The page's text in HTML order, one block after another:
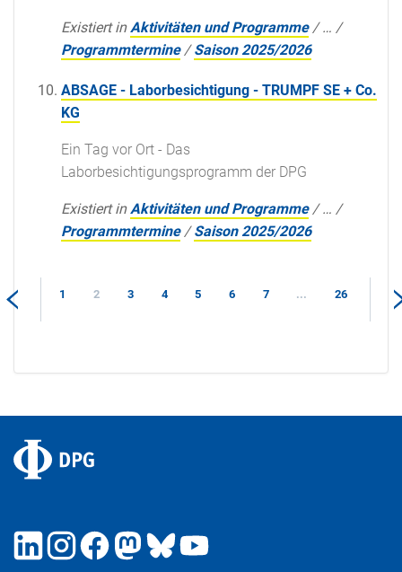
Existiert in Aktivitäten und Programme /… /
Programmtermine /Saison 2025/2026
ABSAGE - Laborbesichtigung - TRUMPF SE + Co.
KG
Ein Tag vor Ort - Das
Laborbesichtigungsprogramm der DPG
Existiert in Aktivitäten und Programme /… /
Programmtermine /Saison 2025/2026
1 2 3 4 5 6 7 ... 26